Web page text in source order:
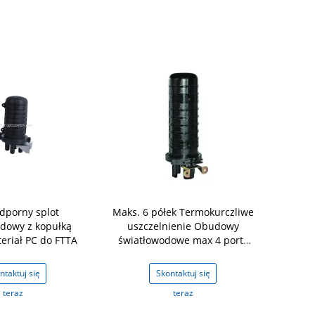
splot
z kopułką
PC do FTTA
się
teraz
Maks. 6 półek Termokurczliwe
uszczelnienie Obudowy
światłowodowe max 4 porty
włókien
Skontaktuj się
teraz